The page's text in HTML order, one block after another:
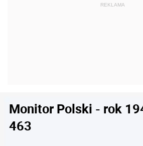
Monitor Polski - rok
463